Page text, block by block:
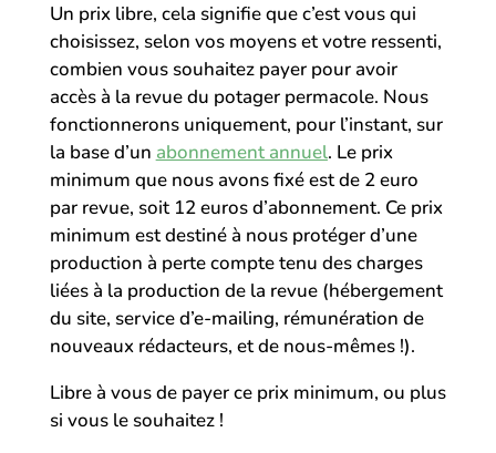
Un prix libre, cela signifie que c’est vous qui
choisissez, selon vos moyens et votre ressenti,
combien vous souhaitez payer pour avoir
accès à la revue du potager permacole. Nous
fonctionnerons uniquement, pour l’instant, sur
la base d’un abonnement annuel. Le prix
minimum que nous avons fixé est de 2 euro
par revue, soit 12 euros d’abonnement. Ce prix
minimum est destiné à nous protéger d’une
production à perte compte tenu des charges
liées à la production de la revue (hébergement
du site, service d’e-mailing, rémunération de
nouveaux rédacteurs, et de nous-mêmes !).
Libre à vous de payer ce prix minimum, ou plus
si vous le souhaitez !